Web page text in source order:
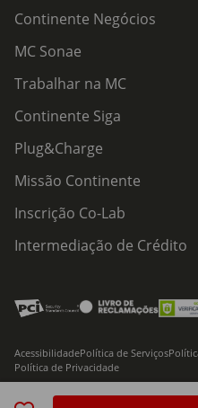
Continente Negócios
MC Sonae
Trabalhar na MC
Continente Siga
Plug&Charge
Missão Continente
Inscrição Co-Lab
Intermediação de Crédito
AcessibilidadePolítica de Serviços
Política de Privacidade